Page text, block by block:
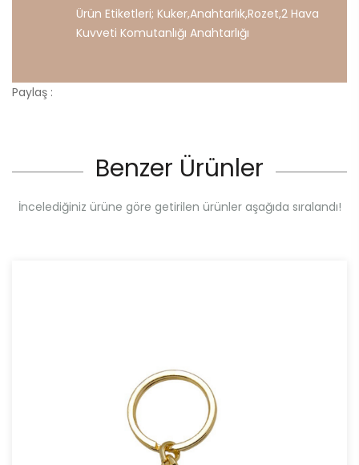
Ürün Etiketleri; Kuker,Anahtarlık,Rozet,2 Hava
Kuvveti Komutanlığı Anahtarlığı
Paylaş :
Benzer Ürünler
İncelediğiniz ürüne göre getirilen ürünler aşağıda sıralandı!